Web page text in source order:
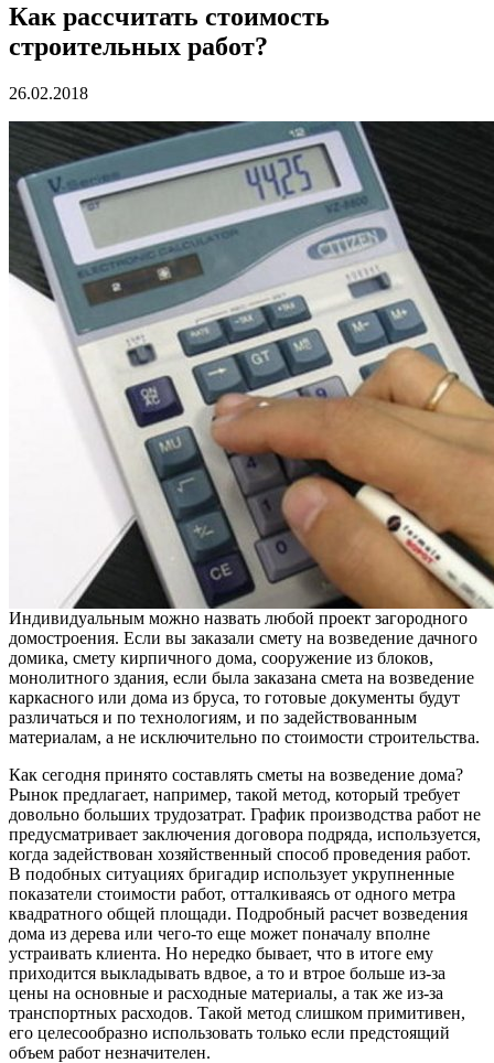
Как рассчитать стоимость
строительных работ?
26.02.2018
Индивидуальным можно назвать любой проект загородного
домостроения. Если вы заказали смету на возведение дачного
домика, смету кирпичного дома, сооружение из блоков,
монолитного здания, если была заказана смета на возведение
каркасного или дома из бруса, то готовые документы будут
различаться и по технологиям, и по задействованным
материалам, а не исключительно по стоимости строительства.
Как сегодня принято составлять сметы на возведение дома?
Рынок предлагает, например, такой метод, который требует
довольно больших трудозатрат. График производства работ не
предусматривает заключения договора подряда, используется,
когда задействован хозяйственный способ проведения работ.
В подобных ситуациях бригадир использует укрупненные
показатели стоимости работ, отталкиваясь от одного метра
квадратного общей площади. Подробный расчет возведения
дома из дерева или чего-то еще может поначалу вполне
устраивать клиента. Но нередко бывает, что в итоге ему
приходится выкладывать вдвое, а то и втрое больше из-за
цены на основные и расходные материалы, а так же из-за
транспортных расходов. Такой метод слишком примитивен,
его целесообразно использовать только если предстоящий
объем работ незначителен.